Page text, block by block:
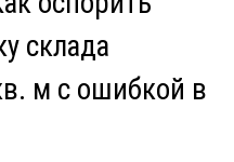
склада
м с ошибкой в